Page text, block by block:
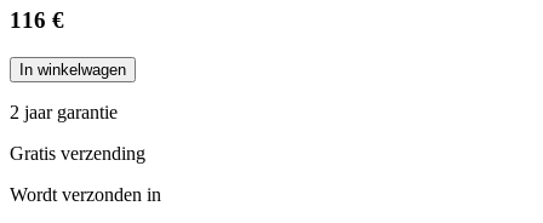
116 €
In winkelwagen
2 jaar garantie
Gratis verzending
Wordt verzonden in